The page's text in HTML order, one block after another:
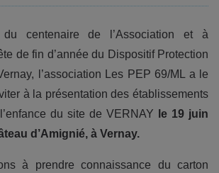
centenaire de l’Association et à
de fin d’année du Dispositif Protection
l’association Les PEP 69/ML a le
à la présentation des établissements
du site de VERNAY le 19 juin
d’Amignié, à Vernay.
à prendre connaissance du carton